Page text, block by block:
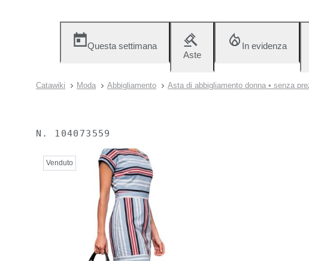
Questa settimana
Aste
In evidenza
Catawiki Moda Abbigliamento Asta di abbigliamento donna • senza
N. 104073559
Venduto